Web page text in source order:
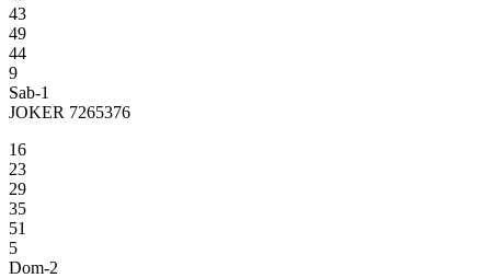
43
49
44
9
Sab-1
JOKER 7265376
16
23
29
35
51
5
Dom-2